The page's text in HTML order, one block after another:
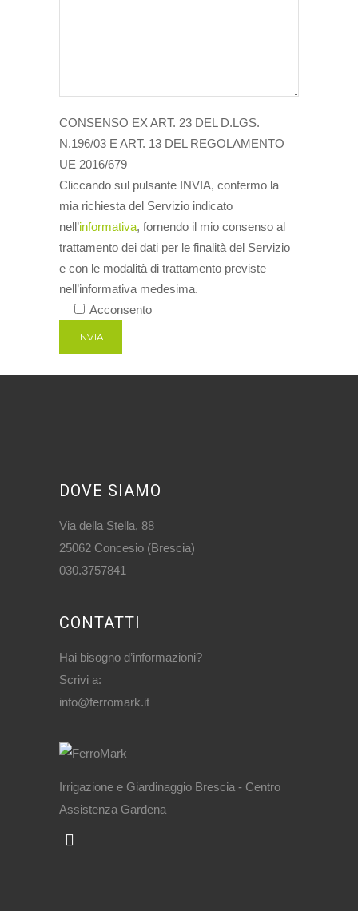
CONSENSO EX ART. 23 DEL D.LGS.
N.196/03 E ART. 13 DEL REGOLAMENTO
UE 2016/679
Cliccando sul pulsante INVIA, confermo la
mia richiesta del Servizio indicato
nell’informativa, fornendo il mio consenso al
trattamento dei dati per le finalità del Servizio
e con le modalità di trattamento previste
nell’informativa medesima.
Acconsento
DOVE SIAMO
Via della Stella, 88
25062 Concesio (Brescia)
030.3757841
CONTATTI
Hai bisogno d’informazioni?
Scrivi a:
info@ferromark.it
Irrigazione e Giardinaggio Brescia - Centro
Assistenza Gardena